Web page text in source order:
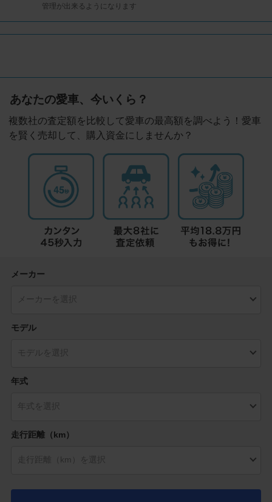
管理が出来るようになります
あなたの愛車、今いくら？
複数社の査定額を比較して愛車の最高額を調べよう！愛車
を賢く売却して、購入資金にしませんか？
メーカー
モデル
年式
走行距離（km）